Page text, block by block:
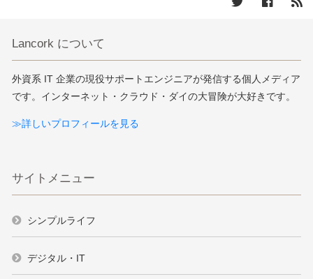
Lancork について
外資系 IT 企業の現役サポートエンジニアが発信する個人メディア
です。インターネット・クラウド・ダイの大冒険が大好きです。
≫詳しいプロフィールを見る
サイトメニュー
シンプルライフ
デジタル・IT